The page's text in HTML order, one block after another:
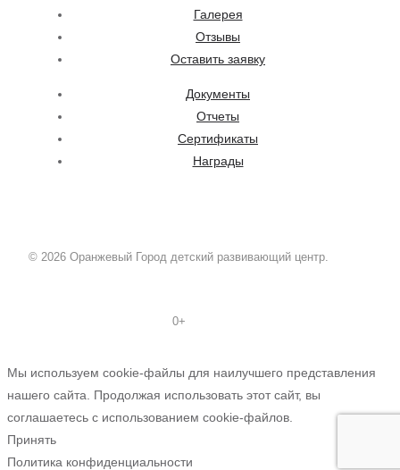
Галерея
Отзывы
Оставить заявку
Документы
Отчеты
Сертификаты
Награды
© 2026 Оранжевый Город детский развивающий центр.
0+
Мы используем cookie-файлы для наилучшего представления
нашего сайта. Продолжая использовать этот сайт, вы
соглашаетесь с использованием cookie-файлов.
Принять
Политика конфиденциальности